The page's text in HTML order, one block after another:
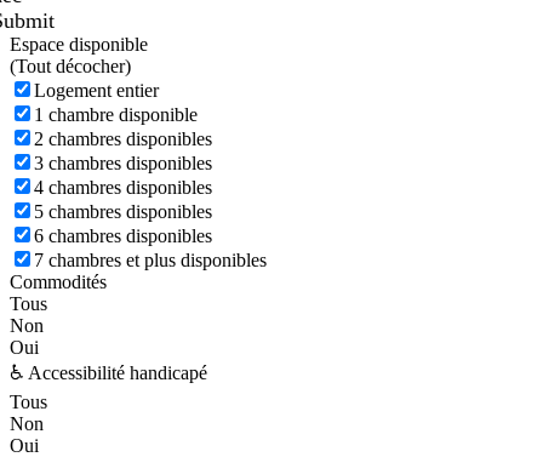
Espace disponible
(Tout décocher)
Logement entier
1 chambre disponible
2 chambres disponibles
3 chambres disponibles
4 chambres disponibles
5 chambres disponibles
6 chambres disponibles
7 chambres et plus disponibles
Commodités
Tous
Non
Oui
♿ Accessibilité handicapé
Tous
Non
Oui